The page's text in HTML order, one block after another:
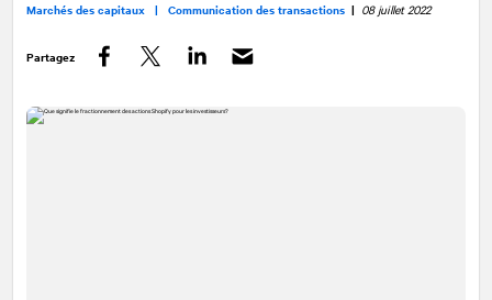
Marchés des capitaux | Communication des transactions | 08 juillet 2022
Partagez